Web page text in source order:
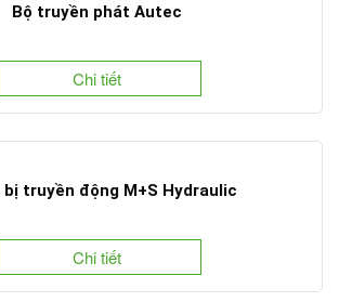
Bộ truyền phát Autec
Chi tiết
truyền động M+S Hydraulic
Chi tiết